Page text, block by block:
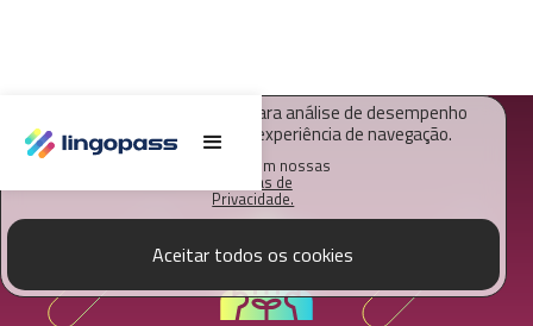
O Lingopass utiliza cookies para análise de desempenho
deste site e melhorar sua experiência de navegação.
Saiba mais em nossas
Políticas de
Privacidade.
Aceitar todos os cookies